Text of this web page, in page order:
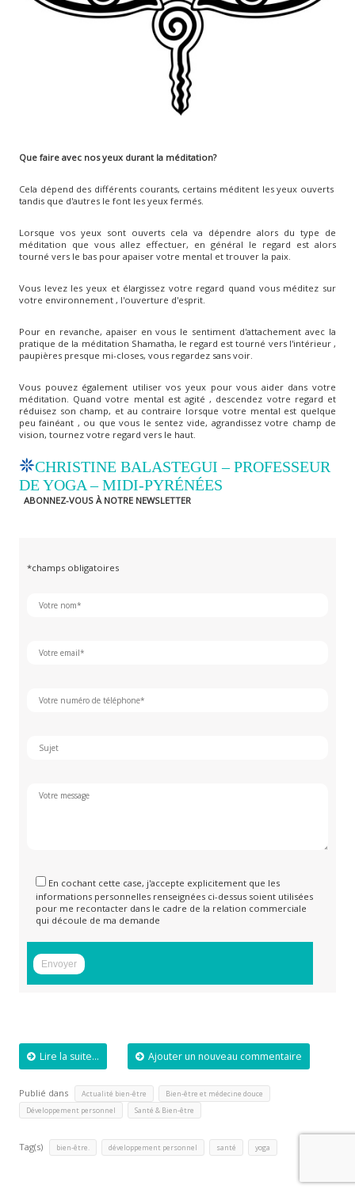
Que faire avec nos yeux durant la méditation?
Cela dépend des différents courants, certains méditent les yeux ouverts
tandis que d'autres le font les yeux fermés.
Lorsque vos yeux sont ouverts cela va dépendre alors du type de
méditation que vous allez effectuer, en général le regard est alors
tourné vers le bas pour apaiser votre mental et trouver la paix.
Vous levez les yeux et élargissez votre regard quand vous méditez sur
votre environnement , l'ouverture d'esprit.
Pour en revanche, apaiser en vous le sentiment d'attachement avec la
pratique de la méditation Shamatha, le regard est tourné vers l'intérieur ,
paupières presque mi-closes, vous regardez sans voir.
Vous pouvez également utiliser vos yeux pour vous aider dans votre
méditation. Quand votre mental est agité , descendez votre regard et
réduisez son champ, et au contraire lorsque votre mental est quelque
peu fainéant , ou que vous le sentez vide, agrandissez votre champ de
vision, tournez votre regard vers le haut.
CHRISTINE BALASTEGUI – PROFESSEUR
DE YOGA – MIDI-PYRÉNÉES
ABONNEZ-VOUS À NOTRE NEWSLETTER
*champs obligatoires
En cochant cette case, j'accepte explicitement que les
informations personnelles renseignées ci-dessus soient utilisées
pour me recontacter dans le cadre de la relation commerciale
qui découle de ma demande
Lire la suite... Ajouter un nouveau commentaire
Publié dans Actualité bien-être Bien-être et médecine douce
Développement personnel Santé & Bien-être
Tag(s) bien-être. développement personnel santé yoga